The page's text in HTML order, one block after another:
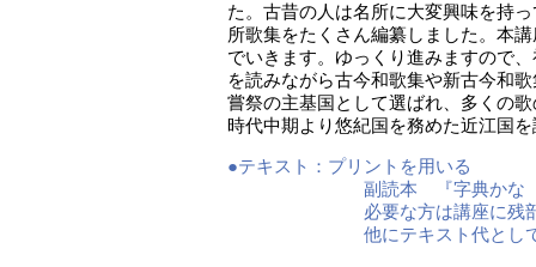
た。古昔の人は名所に大変興味を持
所歌集をたくさん編纂しました。本
でいきます。ゆっくり進みますので
を読みながら古今和歌集や新古今和
嘗祭の主基国として選ばれ、多くの
時代中期より悠紀国を務めた近江国
●テキスト： プリントを用いる
副読本 『字典かな
必要な方は講座に残部
他にテキスト代として